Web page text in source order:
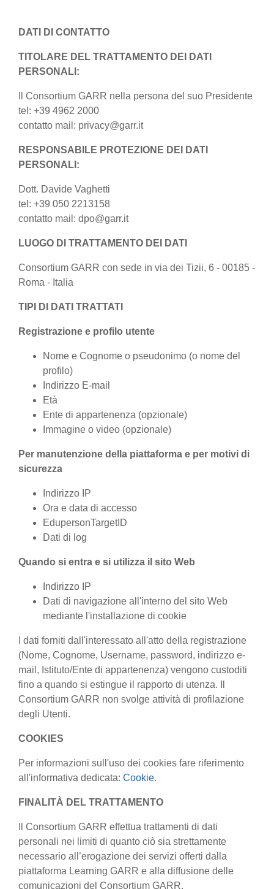
DATI DI CONTATTO
TITOLARE DEL TRATTAMENTO DEI DATI
PERSONALI:
Il Consortium GARR nella persona del suo Presidente
tel: +39 4962 2000
contatto mail: privacy@garr.it
RESPONSABILE PROTEZIONE DEI DATI
PERSONALI:
Dott. Davide Vaghetti
tel: +39 050 2213158
contatto mail: dpo@garr.it
LUOGO DI TRATTAMENTO DEI DATI
Consortium GARR con sede in via dei Tizii, 6 - 00185 -
Roma - Italia
TIPI DI DATI TRATTATI
Registrazione e profilo utente
Nome e Cognome o pseudonimo (o nome del
profilo)
Indirizzo E-mail
Età
Ente di appartenenza (opzionale)
Immagine o video (opzionale)
Per manutenzione della piattaforma e per motivi di
sicurezza
Indirizzo IP
Ora e data di accesso
EdupersonTargetID
Dati di log
Quando si entra e si utilizza il sito Web
Indirizzo IP
Dati di navigazione all'interno del sito Web
mediante l'installazione di cookie
I dati forniti dall'interessato all'atto della registrazione
(Nome, Cognome, Username, password, indirizzo e-
mail, Istituto/Ente di appartenenza) vengono custoditi
fino a quando si estingue il rapporto di utenza. Il
Consortium GARR non svolge attività di profilazione
degli Utenti.
COOKIES
Per informazioni sull'uso dei cookies fare riferimento
all'informativa dedicata: Cookie.
FINALITÀ DEL TRATTAMENTO
Il Consortium GARR effettua trattamenti di dati
personali nei limiti di quanto ciò sia strettamente
necessario all’erogazione dei servizi offerti dalla
piattaforma Learning GARR e alla diffusione delle
comunicazioni del Consortium GARR.